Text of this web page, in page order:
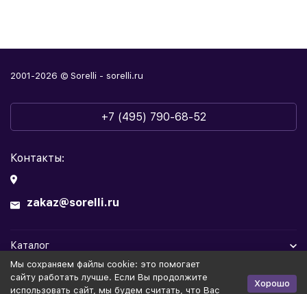
2001-2026 © Sorelli - sorelli.ru
+7 (495) 790-68-52
Контакты:
zakaz@sorelli.ru
Каталог
Информация
Мы cохраняем файлы cookie: это помогает
сайту работать лучше. Если Вы продолжите
использовать сайт, мы будем считать, что Вас
Хорошо